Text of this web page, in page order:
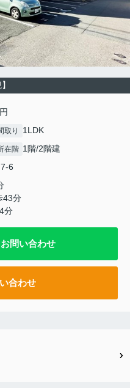
取り 1LDK
在階 1階/2階建
6
43分
分
問い合わせ
合わせ